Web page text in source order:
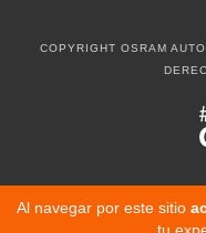
Al navegar por este sitio
COPYRIGHT OSRAM